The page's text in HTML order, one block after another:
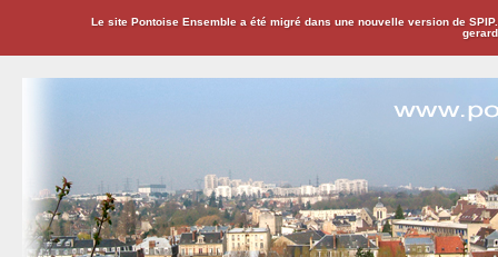
Le site Pontoise Ensemble a été migré dans une nouvelle version de